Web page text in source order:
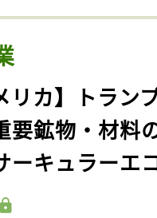
リカ】トラン
要鉱物・材料
ーキュラーエ